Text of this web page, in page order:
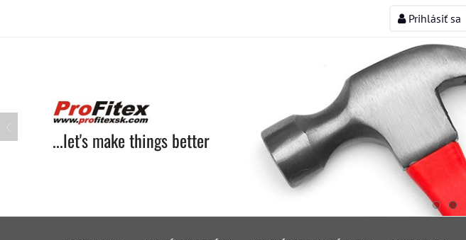
Prihlásiť sa
...let's make things better